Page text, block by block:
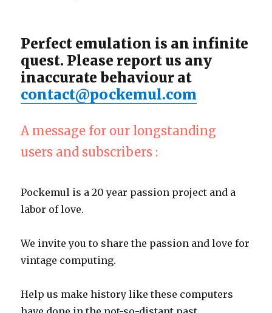
Perfect emulation is an infinite
quest. Please report us any
inaccurate behaviour at
contact@pockemul.com
A message for our longstanding
users and subscribers :
Pockemul is a 20 year passion project and a
labor of love.
We invite you to share the passion and love for
vintage computing.
Help us make history like these computers